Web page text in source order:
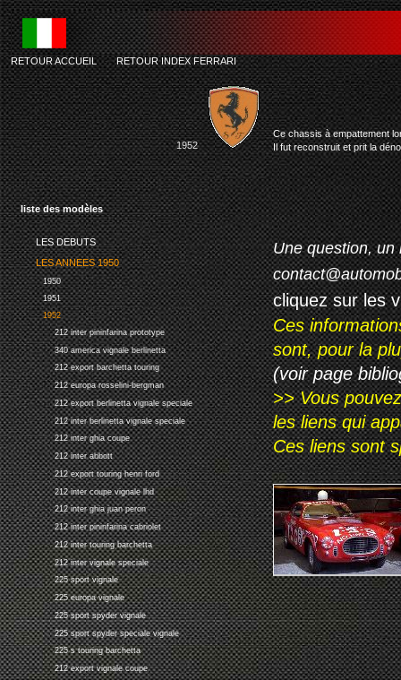
liste des modèles
LES DEBUTS
LES ANNEES 1950
1950
1951
1952
212 inter pininfarina prototype
340 america vignale berlinetta
212 export barchetta touring
212 europa rosselini-bergman
212 export berlinetta vignale speciale
212 inter berlinetta vignale speciale
212 inter ghia coupe
212 inter abbott
212 export touring henri ford
212 inter coupe vignale lhd
212 inter ghia juan peron
212 inter pininfarina cabriolet
212 inter touring barchetta
212 inter vignale speciale
225 sport vignale
225 europa vignale
225 sport spyder vignale
225 sport spyder speciale vignale
225 s touring barchetta
212 export vignale coupe
RETOUR ACCUEIL-RETOUR INDEX FERRARI
1952
Ce chassis à empattement
Il fut reconstruit et prit la
Une question, un
cliquez sur les
Ces
sont, pour la
(voir page
>> Vous
les liens qui
Ces liens sont